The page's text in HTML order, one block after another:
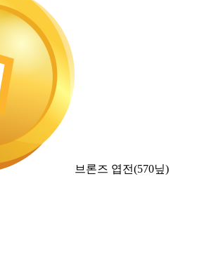
브론즈 엽전(570닢)